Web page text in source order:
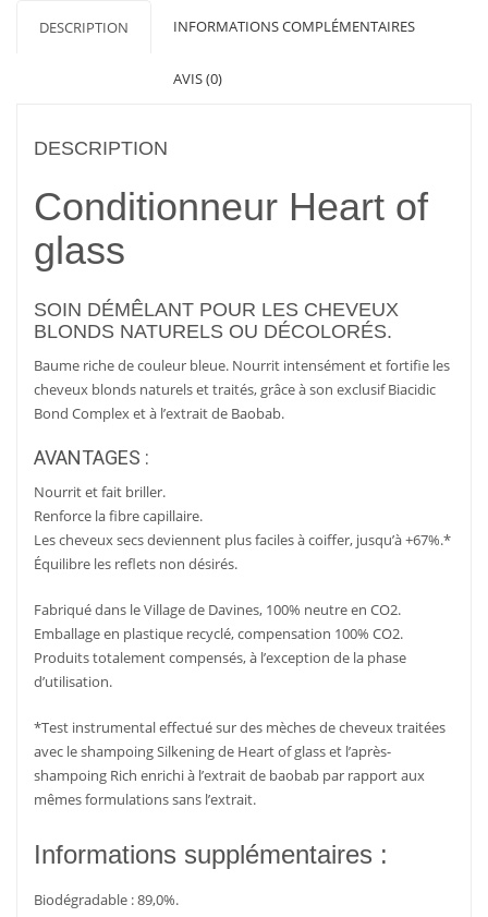
DESCRIPTION INFORMATIONS COMPLÉMENTAIRES
AVIS (0)
DESCRIPTION
Conditionneur Heart of
glass
SOIN DÉMÊLANT POUR LES CHEVEUX
BLONDS NATURELS OU DÉCOLORÉS.
Baume riche de couleur bleue. Nourrit intensément et fortifie les
cheveux blonds naturels et traités, grâce à son exclusif Biacidic
Bond Complex et à l’extrait de Baobab.
AVANTAGES :
Nourrit et fait briller.
Renforce la fibre capillaire.
Les cheveux secs deviennent plus faciles à coiffer, jusqu’à +67%.*
Équilibre les reflets non désirés.
Fabriqué dans le Village de Davines, 100% neutre en CO2.
Emballage en plastique recyclé, compensation 100% CO2.
Produits totalement compensés, à l’exception de la phase
d’utilisation.
*Test instrumental effectué sur des mèches de cheveux traitées
avec le shampoing Silkening de Heart of glass et l’après-
shampoing Rich enrichi à l’extrait de baobab par rapport aux
mêmes formulations sans l’extrait.
Informations supplémentaires :
Biodégradable : 89,0%.